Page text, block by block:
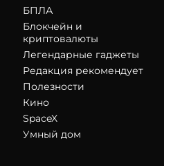
БПЛА
Блокчейн и
криптовалюты
Легендарные гаджеты
Редакция рекомендует
Полезности
Кино
SpaceX
Умный дом